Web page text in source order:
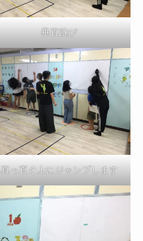
垂直跳び
真っ直ぐ上にジャンプします